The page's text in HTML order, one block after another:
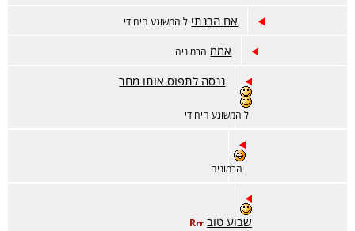
אם הבנתי ל המשוגע היחידי
אממ הרמוניה
ננסה לתפוס אותו מחר
ל המשוגע היחידי
הרמוניה
שבוע טוב Rrr